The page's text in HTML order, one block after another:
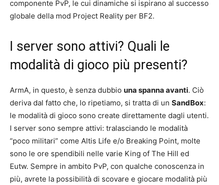
componente PvP, le cui dinamiche si ispirano al successo
globale della mod Project Reality per BF2.
I server sono attivi? Quali le
modalità di gioco più presenti?
ArmA, in questo, è senza dubbio una spanna avanti. Ciò
deriva dal fatto che, lo ripetiamo, si tratta di un SandBox:
le modalità di gioco sono create direttamente dagli utenti.
I server sono sempre attivi: tralasciando le modalità
“poco militari” come Altis Life e/o Breaking Point, molte
sono le ore spendibili nelle varie King of The Hill ed
Eutw. Sempre in ambito PvP, con qualche conoscenza in
più, avrete la possibilità di scovare e giocare modalità più